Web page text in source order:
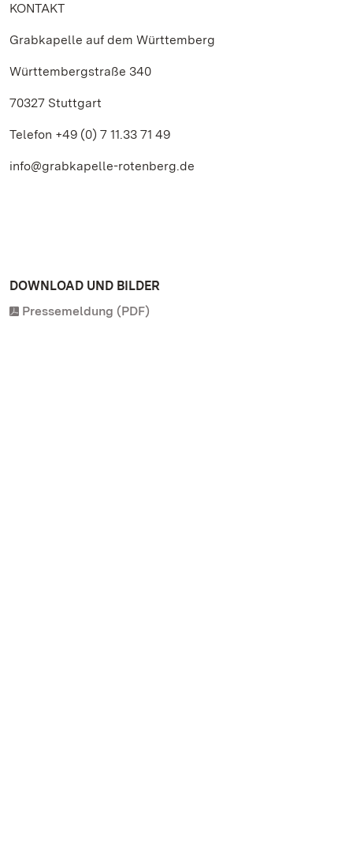
KONTAKT
Grabkapelle auf dem Württemberg
Württembergstraße 340
70327 Stuttgart
Telefon +49 (0) 7 11.33 71 49
info@grabkapelle-rotenberg.de
DOWNLOAD UND BILDER
Pressemeldung (PDF)